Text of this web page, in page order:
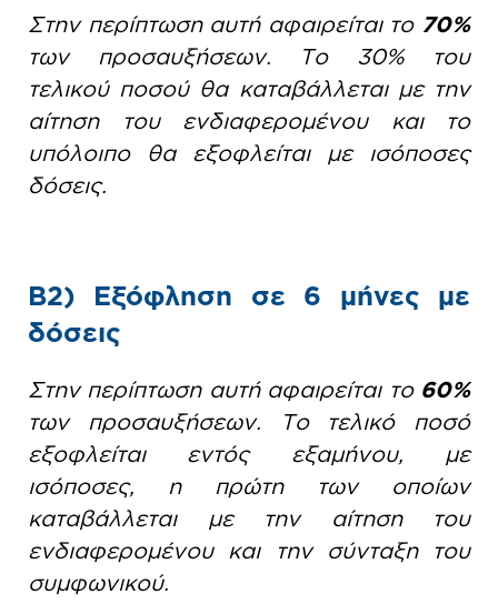
Στην περίπτωση αυτή αφαιρείται το 70%
των προσαυξήσεων. Το 30% του
τελικού ποσού θα καταβάλλεται με την
αίτηση του ενδιαφερομένου και το
υπόλοιπο θα εξοφλείται με ισόποσες
δόσεις.
Β2) Εξόφληση σε 6 μήνες με
δόσεις
Στην περίπτωση αυτή αφαιρείται το 60%
των προσαυξήσεων. Το τελικό ποσό
εξοφλείται εντός εξαμήνου, με
ισόποσες, η πρώτη των οποίων
καταβάλλεται με την αίτηση του
ενδιαφερομένου και την σύνταξη του
συμφωνικού.